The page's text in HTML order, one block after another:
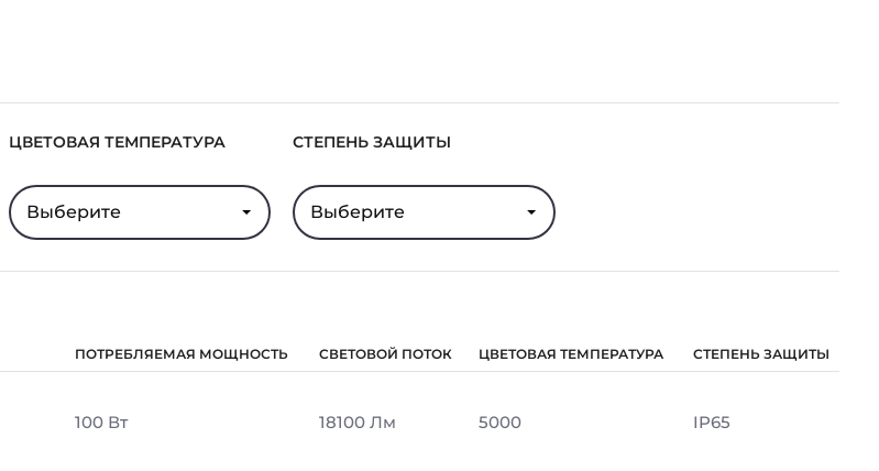
ЦВЕТОВАЯ ТЕМПЕРАТУРА
Выберите
СТЕПЕНЬ ЗАЩИТЫ
Выберите
ПОТРЕБЛЯЕМАЯ МОЩНОСТЬ СВЕТОВОЙ ПОТОК ЦВЕТОВАЯ ТЕМПЕРАТУРА СТЕПЕНЬ ЗАЩИТЫ
100 Вт 18100 Лм 5000 IP65